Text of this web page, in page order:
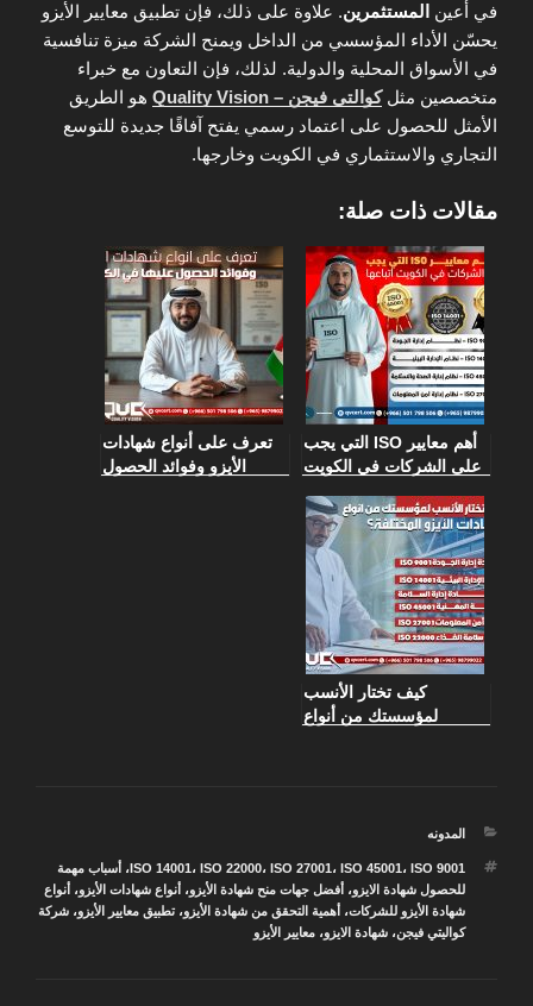
في أعين المستثمرين. علاوة على ذلك، فإن تطبيق معايير الأيزو
يحسّن الأداء المؤسسي من الداخل ويمنح الشركة ميزة تنافسية
في الأسواق المحلية والدولية. لذلك، فإن التعاون مع خبراء
متخصصين مثلكوالتى فيجن – Quality Vision
هو الطريق
الأمثل للحصول على اعتماد رسمي يفتح آفاقًا جديدة للتوسع
التجاري والاستثماري في الكويت وخارجها.
مقالات ذات صلة:
أهم معايير ISO التي يجب
على الشركات في الكويت
تعرف على أنواع شهادات
الأيزو وفوائد الحصول
كيف تختار الأنسب
لمؤسستك من أنواع
التصنيفات
المدونه
الوسوم ISO 14001، ISO 22000، ISO 27001، ISO 45001، ISO 9001 ،أسباب مهمة
للحصول شهادة الايزو،أفضل جهات منح شهادة الأيزو،أنواع شهادات الأيزو،أنواع
شهادة الأيزو للشركات،أهمية التحقق من شهادة الأيزو،تطبيق معايير الأيزو،شركة
كواليتي فيجن،شهادة الايزو،معايير الأيزو